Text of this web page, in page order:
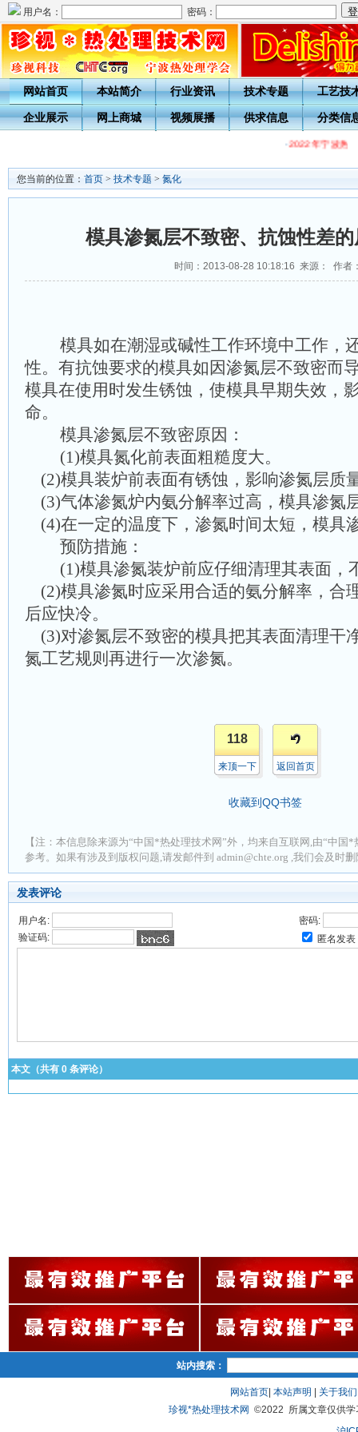
用户名： 密码：
网站首页 本站简介 行业资讯 技术专题 工艺技
企业展示 网上商城 视频展播 供求信息 分类信
·2022年宁波热
您当前的位置： 首页 > 技术专题 > 氮化
模具渗氮层不致密、抗蚀性差
时间：2013-08-28 10:18:16 来源： 作者
模具如在潮湿或碱性工作环境中工作，
性。有抗蚀要求的模具如因渗氮层不致密而
模具在使用时发生锈蚀，使模具早期失效，
命。
模具渗氮层不致密原因：
(1)模具氮化前表面粗糙度大。
(2)模具装炉前表面有锈蚀，影响渗氮层质
(3)气体渗氮炉内氨分解率过高，模具渗氮
(4)在一定的温度下，渗氮时间太短，模具
预防措施：
(1)模具渗氮装炉前应仔细清理其表面，
(2)模具渗氮时应采用合适的氨分解率，合
后应快冷。
(3)对渗氮层不致密的模具把其表面清理干
氮工艺规则再进行一次渗氮。
118
来顶一下 返回首页
收藏到QQ书签
【注：本信息除来源为“中国*热处理技术网”外，均来自互联网,由“中国
参考。如果有涉及到版权问题,请发邮件到 admin@chte.org ,我们会及时
发表评论
用户名:
密码:
验证码:
匿名发表
本文（共有 0 条评论）
站内搜索：
网站首页| 本站声明 关于我们
珍视*热处理技术网 ©2022 所属文章仅供学